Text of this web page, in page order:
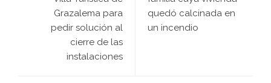
Grazalema para
pedir solución al
cierre de las
instalaciones
quedó calcinada en
un incendio